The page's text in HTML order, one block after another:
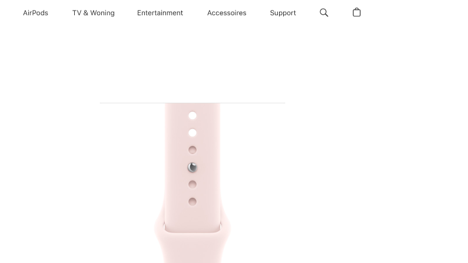
AirPods TV & Woning Entertainment Accessoires Support